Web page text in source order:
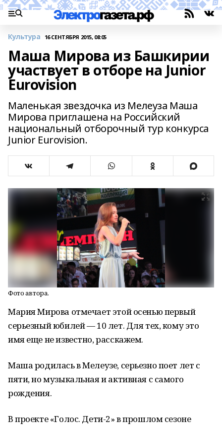
Культура 16 СЕНТЯБРЯ 2015, 08:05
Маша Мирова из Башкирии
участвует в отборе на Junior
Eurovision
Маленькая звездочка из Мелеуза Маша
Мирова приглашена на Российский
национальный отборочный тур конкурса
Junior Eurovision.
Фото автора.
Мария Мирова отмечает этой осенью первый
серьезный юбилей — 10 лет. Для тех, кому это
имя еще не известно, расскажем.
Маша родилась в Мелеузе, серьезно поет лет с
пяти, но музыкальная и активная с самого
рождения.
В проекте «Голос. Дети-2» в прошлом сезоне